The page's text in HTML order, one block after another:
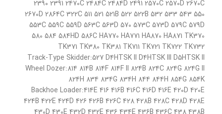
2390 2391 2470C 2484C 2484D 2491 2570C 2570D 2670C
2670D 2864C 322C 511 521 521B 522 522B 532 533 543 550
553C 559C 559D 563C 563D 570 573C 573D 579C 579D
580 584 584HD 586C HA770 HA771 HA870 HA871 TK370
TK371 TK380 TK381 TK711 TK721 TK722 TK732
Track-Type Skidder:527 D4HTSK II D4HTSK III D5HTSK II
Wheel Dozer:814 814B 814F 814F II 824B 824C 824G 824G II
824H 834 834G 834H 844 844H 854G 854K
Backhoe Loader:414E 416 416B 416C 416D 416E 420D 420E
424B 422E 424D 426 426B 426C 428 428B 428C 428D 428E